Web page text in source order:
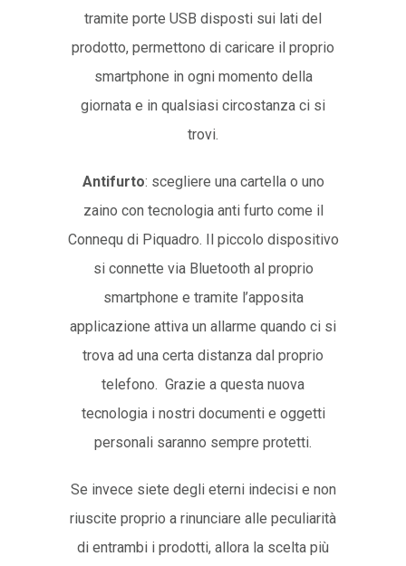
tramite porte USB disposti sui lati del
prodotto, permettono di caricare il proprio
smartphone in ogni momento della
giornata e in qualsiasi circostanza ci si
trovi.
Antifurto: scegliere una cartella o uno
zaino con tecnologia anti furto come il
Connequ di Piquadro. Il piccolo dispositivo
si connette via Bluetooth al proprio
smartphone e tramite l’apposita
applicazione attiva un allarme quando ci si
trova ad una certa distanza dal proprio
telefono. Grazie a questa nuova
tecnologia i nostri documenti e oggetti
personali saranno sempre protetti.
Se invece siete degli eterni indecisi e non
riuscite proprio a rinunciare alle peculiarità
di entrambi i prodotti, allora la scelta più